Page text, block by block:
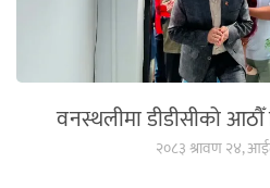
वनस्थलीमा डीडीसीको आठौँ
२०८३ श्रावण २४,